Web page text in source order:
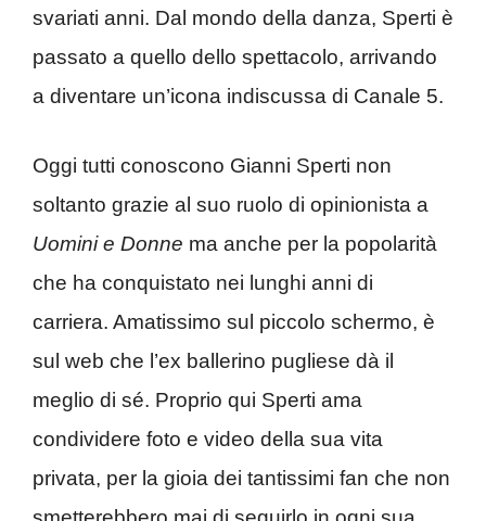
svariati anni. Dal mondo della danza, Sperti è
passato a quello dello spettacolo, arrivando
a diventare un’icona indiscussa di Canale 5.
Oggi tutti conoscono Gianni Sperti non
soltanto grazie al suo ruolo di opinionista a
Uomini e Donne ma anche per la popolarità
che ha conquistato nei lunghi anni di
carriera. Amatissimo sul piccolo schermo, è
sul web che l’ex ballerino pugliese dà il
meglio di sé. Proprio qui Sperti ama
condividere foto e video della sua vita
privata, per la gioia dei tantissimi fan che non